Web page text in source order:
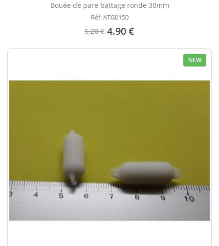
Bouée de pare battage ronde 30mm
Réf. ATG0150
5.20 € 4.90 €
NEW